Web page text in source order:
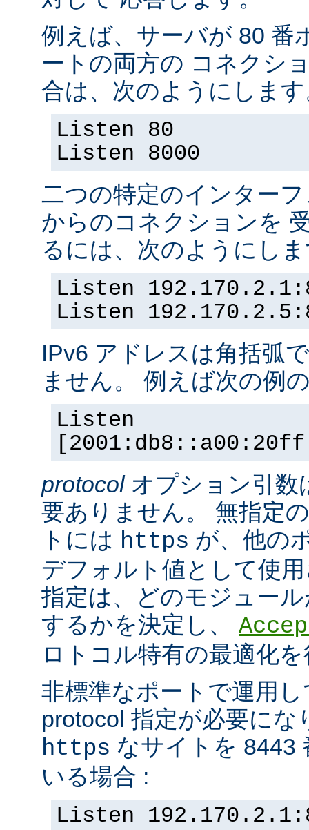
例えば、サーバが 80 番
ートの両方の コネクシ
合は、次のようにしま
Listen 80
Listen 8000
二つの特定のインター
からのコネクションを
るには、次のようにし
Listen
Listen
IPv6 アドレスは角括弧
ません。 例えば次の例
Listen
protocolオプション引数
要ありません。 無指定
トには https が、他の
デフォルト値として使
指定は、どのモジュー
するかを決定し、
ロトコル特有の最適化
非標準なポートで運用
protocol 指定が必要に
https なサイトを 8443
いる場合 :
Listen